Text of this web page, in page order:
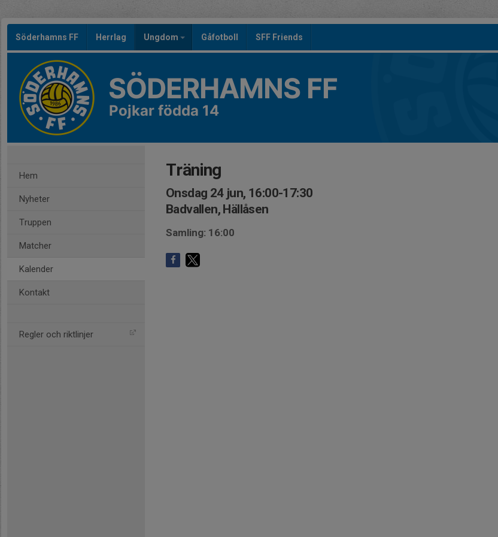
Söderhamns FF Herrlag Ungdom Gåfotboll SFF Friends
SÖDERHAMNS FF
Pojkar födda 14
Hem
Nyheter
Truppen
Matcher
Kalender
Kontakt
Regler och riktlinjer
Träning
Onsdag 24 jun, 16:00-17:30
Badvallen, Hällåsen
Samling: 16:00